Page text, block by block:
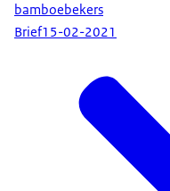
bamboebekers
Brief15-02-2021